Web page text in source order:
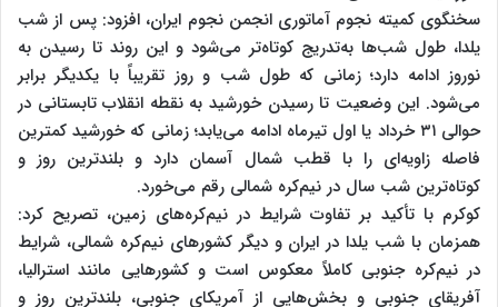
سخنگوی کمیته نجوم آماتوری انجمن نجوم ایران، افزود: پس از شب
یلدا، طول شب‌ها به‌تدریج کوتاه‌تر می‌شود و این روند تا رسیدن به
نوروز ادامه دارد؛ زمانی که طول شب و روز تقریباً با یکدیگر برابر
می‌شود. این وضعیت تا رسیدن خورشید به نقطه انقلاب تابستانی در
حوالی ۳۱ خرداد یا اول تیرماه ادامه می‌یابد؛ زمانی که خورشید کمترین
فاصله زاویه‌ای را با قطب شمال آسمان دارد و بلندترین روز و
کوتاه‌ترین شب سال در نیم‌کره شمالی رقم می‌خورد.
کوکرم با تأکید بر تفاوت شرایط در نیم‌کره‌های زمین، تصریح کرد:
همزمان با شب یلدا در ایران و دیگر کشورهای نیم‌کره شمالی، شرایط
در نیم‌کره جنوبی کاملاً معکوس است و کشورهایی مانند استرالیا،
آفریقای جنوبی و بخش‌هایی از آمریکای جنوبی، بلندترین روز و